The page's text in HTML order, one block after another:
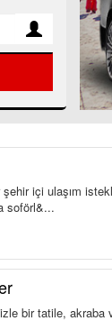
içi ulaşım
şoförl&...
bir tatile, akraba